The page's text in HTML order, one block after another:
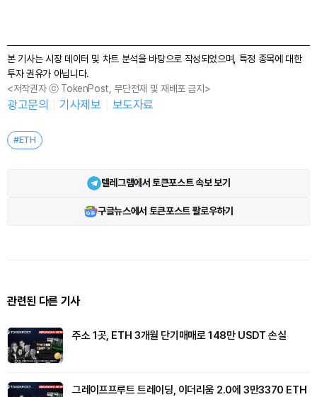
본 기사는 시장 데이터 및 차트 분석을 바탕으로 작성되었으며, 특정 종목에 대한
투자 권유가 아닙니다.
<저작권자 ⓒ TokenPost, 무단전재 및 재배포 금지>
광고문의 기사제보 보도자료
#ETH
텔레그램에서 토큰포스트 속보 보기
구글뉴스에서 토큰포스트 팔로우하기
관련된 다른 기사
주소 1곳, ETH 3개월 단기매매로 148만 USDT 손실
그레이프프루트 트레이딩, 이더리움 2.0에 3만3370 ETH